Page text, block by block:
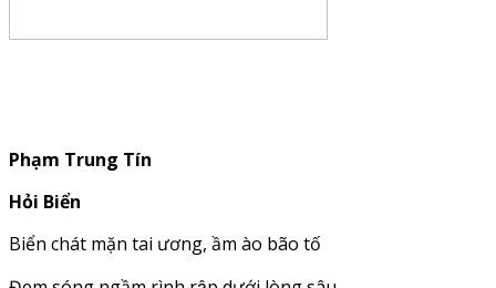
Phạm Trung Tín
Hỏi Biển
Biển chát mặn tai ương, ầm ào bão tố